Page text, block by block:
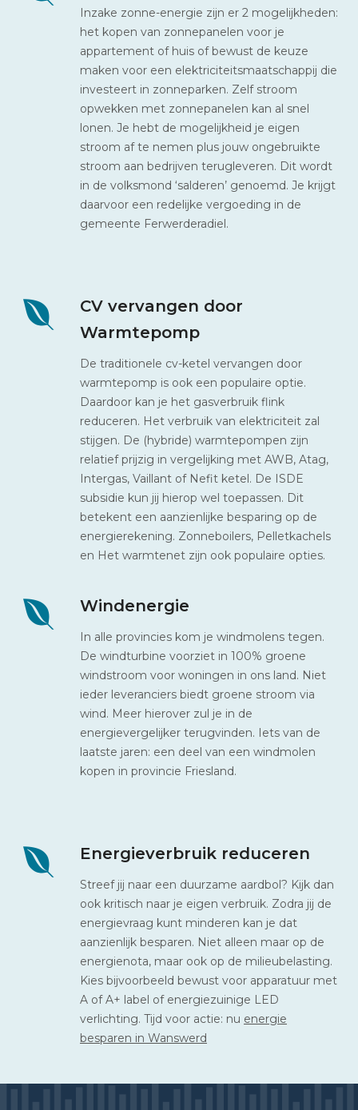
Inzake zonne-energie zijn er 2 mogelijkheden:
het kopen van zonnepanelen voor je
appartement of huis of bewust de keuze
maken voor een elektriciteitsmaatschappij die
investeert in zonneparken. Zelf stroom
opwekken met zonnepanelen kan al snel
lonen. Je hebt de mogelijkheid je eigen
stroom af te nemen plus jouw ongebruikte
stroom aan bedrijven terugleveren. Dit wordt
in de volksmond ‘salderen’ genoemd. Je krijgt
daarvoor een redelijke vergoeding in de
gemeente Ferwerderadiel.
CV vervangen door
Warmtepomp
De traditionele cv-ketel vervangen door
warmtepomp is ook een populaire optie.
Daardoor kan je het gasverbruik flink
reduceren. Het verbruik van elektriciteit zal
stijgen. De (hybride) warmtepompen zijn
relatief prijzig in vergelijking met AWB, Atag,
Intergas, Vaillant of Nefit ketel. De ISDE
subsidie kun jij hierop wel toepassen. Dit
betekent een aanzienlijke besparing op de
energierekening. Zonneboilers, Pelletkachels
en Het warmtenet zijn ook populaire opties.
Windenergie
In alle provincies kom je windmolens tegen.
De windturbine voorziet in 100% groene
windstroom voor woningen in ons land. Niet
ieder leveranciers biedt groene stroom via
wind. Meer hierover zul je in de
energievergelijker terugvinden. Iets van de
laatste jaren: een deel van een windmolen
kopen in provincie Friesland.
Energieverbruik reduceren
Streef jij naar een duurzame aardbol? Kijk dan
ook kritisch naar je eigen verbruik. Zodra jij de
energievraag kunt minderen kan je dat
aanzienlijk besparen. Niet alleen maar op de
energienota, maar ook op de milieubelasting.
Kies bijvoorbeeld bewust voor apparatuur met
A of A+ label of energiezuinige LED
verlichting. Tijd voor actie: nu energie
besparen in Wanswerd